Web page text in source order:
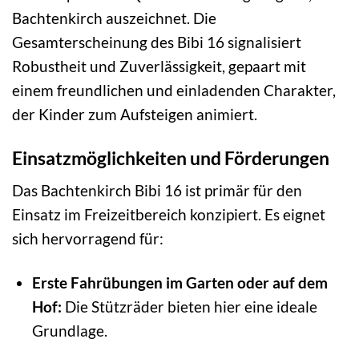
Bachtenkirch auszeichnet. Die
Gesamterscheinung des Bibi 16 signalisiert
Robustheit und Zuverlässigkeit, gepaart mit
einem freundlichen und einladenden Charakter,
der Kinder zum Aufsteigen animiert.
Einsatzmöglichkeiten und Förderungen
Das Bachtenkirch Bibi 16 ist primär für den
Einsatz im Freizeitbereich konzipiert. Es eignet
sich hervorragend für:
Erste Fahrübungen im Garten oder auf dem
Hof: Die Stützräder bieten hier eine ideale
Grundlage.